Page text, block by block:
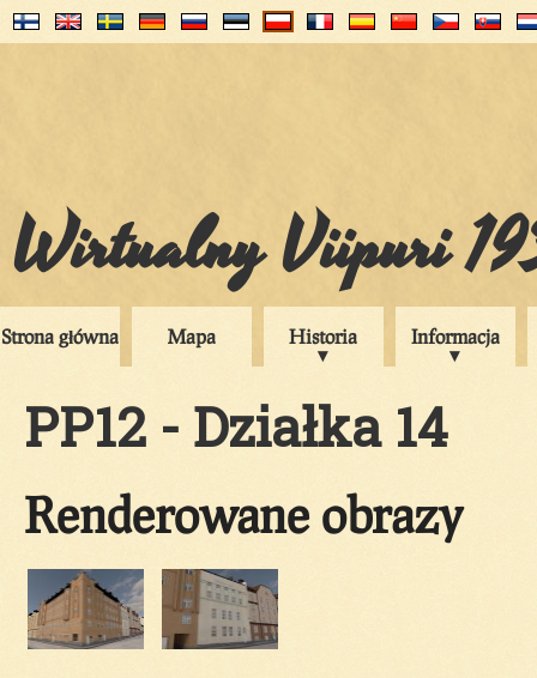
Wirtualny Viipuri
Strona główna Mapa Historia Informacja
PP12 - Działka 14
Renderowane obrazy